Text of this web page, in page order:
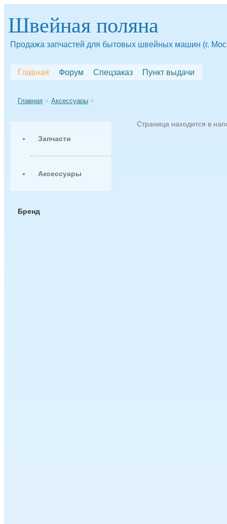
Швейная поляна
Продажа запчастей для бытовых швейных машин (г.
Главная Форум Спецзаказ Пункт выдачи
Главная Аксессуары
Запчасти
Аксессуары
Бренд
Страница находится в